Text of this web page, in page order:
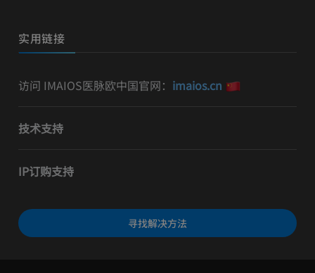
实用链接
访问 IMAIOS医脉欧中国官网： imaios.cn
技术支持
IP订购支持
寻找解决方法